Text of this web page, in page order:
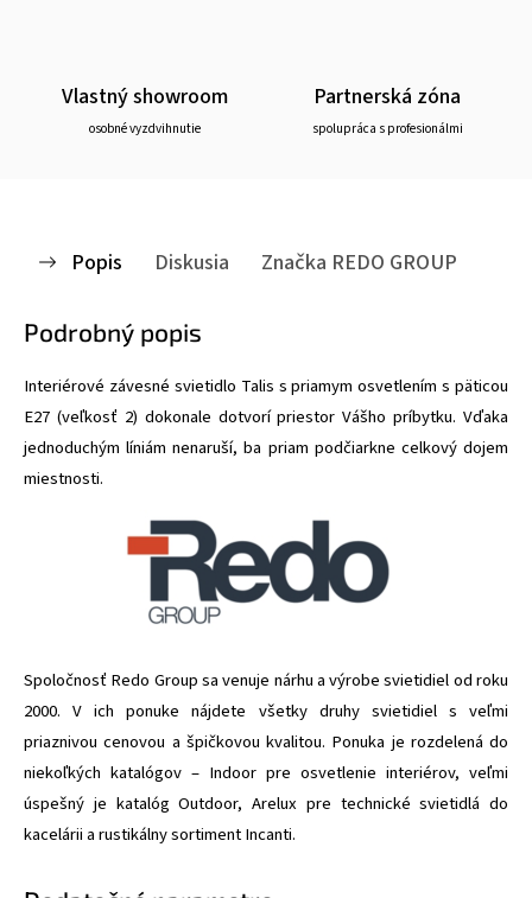
Vlastný showroom
osobné vyzdvihnutie
Partnerská zóna
spolupráca s profesionálmi
Popis Diskusia Značka REDO GROUP
Podrobný popis
Interiérové závesné svietidlo Talis s priamym osvetlením s päticou
E27 (veľkosť 2) dokonale dotvorí priestor Vášho príbytku. Vďaka
jednoduchým líniám nenaruší, ba priam podčiarkne celkový dojem
miestnosti.
Spoločnosť Redo Group sa venuje nárhu a výrobe svietidiel od roku
2000. V ich ponuke nájdete všetky druhy svietidiel s veľmi
priaznivou cenovou a špičkovou kvalitou. Ponuka je rozdelená do
niekoľkých katalógov – Indoor pre osvetlenie interiérov, veľmi
úspešný je katalóg Outdoor, Arelux pre technické svietidlá do
kacelárii a rustikálny sortiment Incanti.